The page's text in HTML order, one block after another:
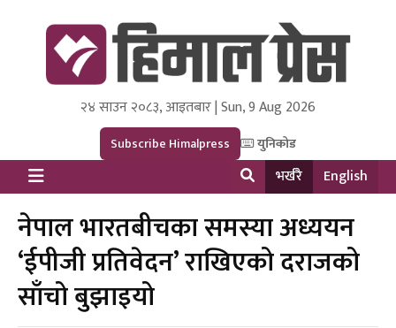
Himal Press
Dot NewsyNepal Media and Research Pvt Ltd.
२४ साउन २०८३, आइतबार | Sun, 9 Aug 2026
Subscribe Himalpress युनिकोड
भर्खरै English
नेपाल भारतबीचका समस्या अध्ययन
‘ईपीजी प्रतिवेदन’ राखिएको दराजको
साँचो बुझाइयो